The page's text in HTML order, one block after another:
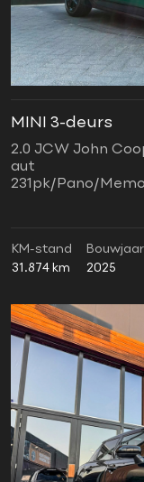
MINI 3-deurs
2.0 JCW John
aut
231pk/Pano/
KM-stand
31.874 km
Bouwjaar
2025